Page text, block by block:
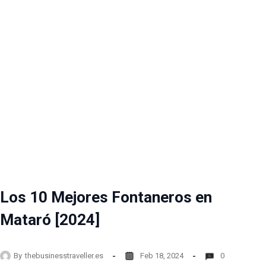
Los 10 Mejores Fontaneros en
Mataró [2024]
By thebusinesstraveller.es Feb 18, 2024 0